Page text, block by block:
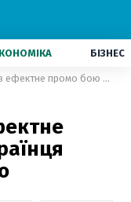
БІЗНЕС
Головкін показав ефектне промо бою проти українця Дерев'янченка: відео